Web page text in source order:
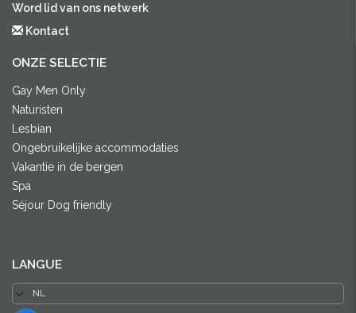
Word lid van ons netwerk
Kontact
ONZE SELECTIE
Gay Men Only
Naturisten
Lesbian
Ongebruikelijke accommodaties
Vakantie in de bergen
Spa
Séjour Dog friendly
LANGUE